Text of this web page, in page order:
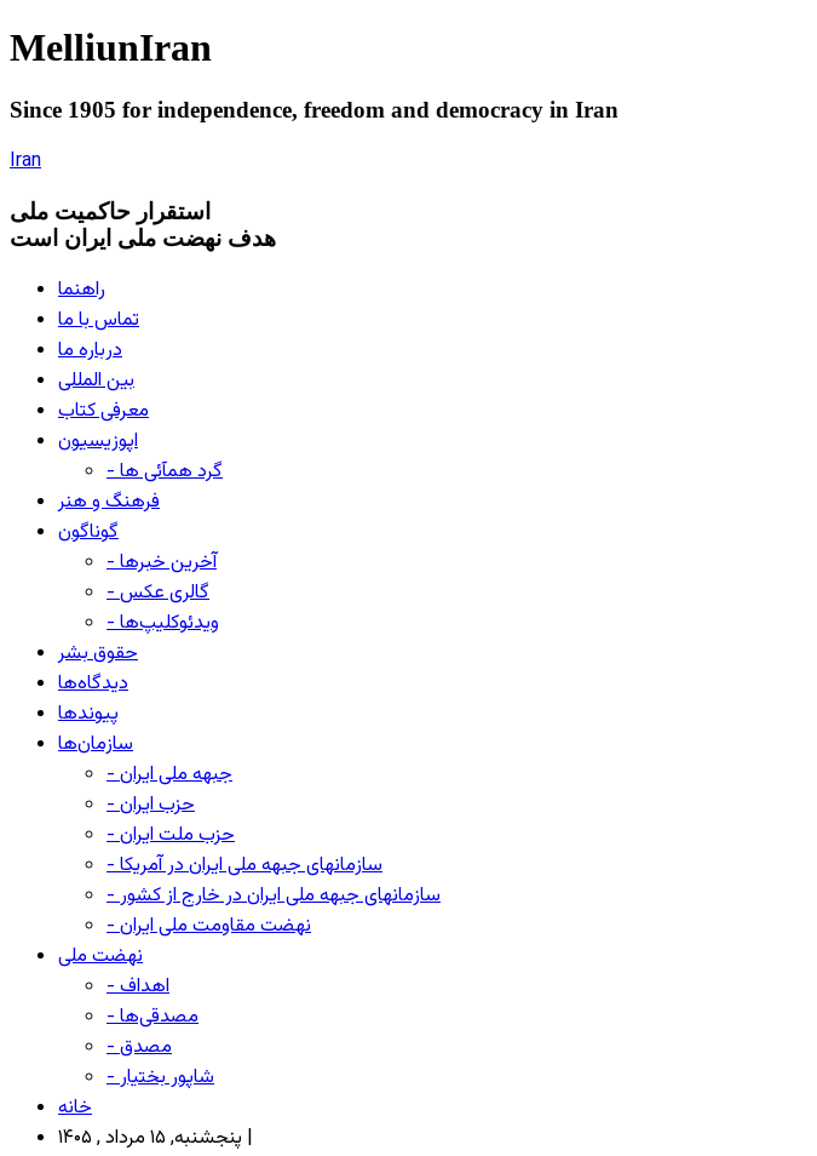
MelliunIran
Since 1905 for independence, freedom and democracy in Iran
Iran
استقرار حاکميت ملی
هدف نهضت ملی ایران است
راهنما
تماس با ما
درباره ما
بین المللی
معرفی کتاب
اپوزیسیون
- گرد همآئی ها
فرهنگ و هنر
گوناگون
- آخرین خبرها
- گالری عکس
- ویدئوکلیپ‌ها
حقوق بشر
دیدگاه‌ها
پیوندها
سازمان‌ها
- جبهه ملی ایران
- حزب ایران
- حزب ملت ایران
- سازمانهای جبهه ملی ایران در آمریکا
- سازمانهای جبهه ملی ایران در خارج از کشور
- نهضت مقاومت ملی ایران
نهضت ملی
- اهداف
- مصدقی‌ها
- مصدق
- شاپور بختیار
خانه
پنجشنبه, ۱۵ مرداد , ۱۴۰۵ |